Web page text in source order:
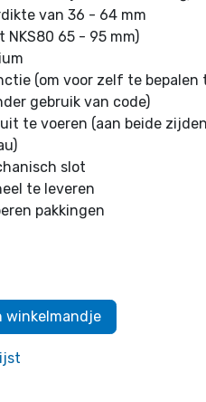
van 36 - 64 mm
65 - 95 mm)
(om voor zelf te bepalen
gebruik van code)
te voeren (aan beide
slot
te leveren
pakkingen
winkelmandje